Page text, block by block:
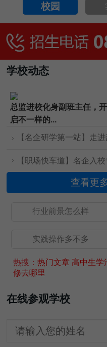
校园
学校动态
总监进校化身副班主任，开
启不一样的...
【名企研学第一站】走
【职场快车道】名企入
查看更
行业前景怎么样
实践操作多不多
热搜：热门文章 高中生学
修去哪里
在线参观学校